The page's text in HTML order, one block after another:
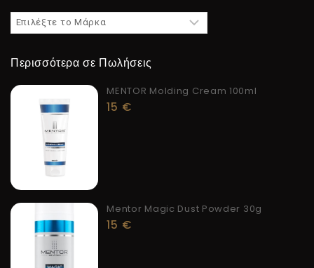
Περισσότερα σε Πωλήσεις
MENTOR Molding Cream 100ml
15 €
Mentor Magic Dust Powder 30g
15 €